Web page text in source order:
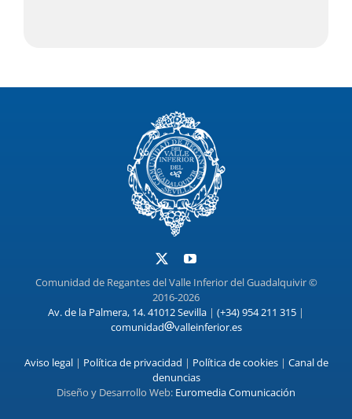
Comunidad de Regantes del Valle Inferior del Guadalquivir ©
2016-2026
Av. de la Palmera, 14. 41012 Sevilla | (+34) 954 211 315 |
comunidad
valleinferior.es
Aviso legal| Política de privacidad | Política de cookies| Canal de
denuncias
Diseño y Desarrollo Web: Euromedia Comunicación